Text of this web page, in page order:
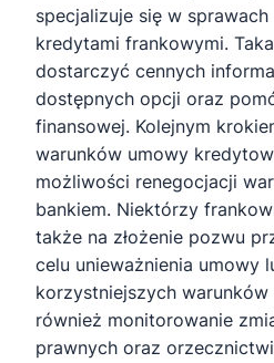
specjalizuje się w
kredytami frankowymi.
dostarczyć cennych
dostępnych opcji oraz
finansowej. Kolejnym
warunków umowy
możliwości renegocjacji
bankiem. Niektórzy
także na złożenie pozwu
celu unieważnienia umowy
korzystniejszych warunków
również monitorowanie
prawnych oraz